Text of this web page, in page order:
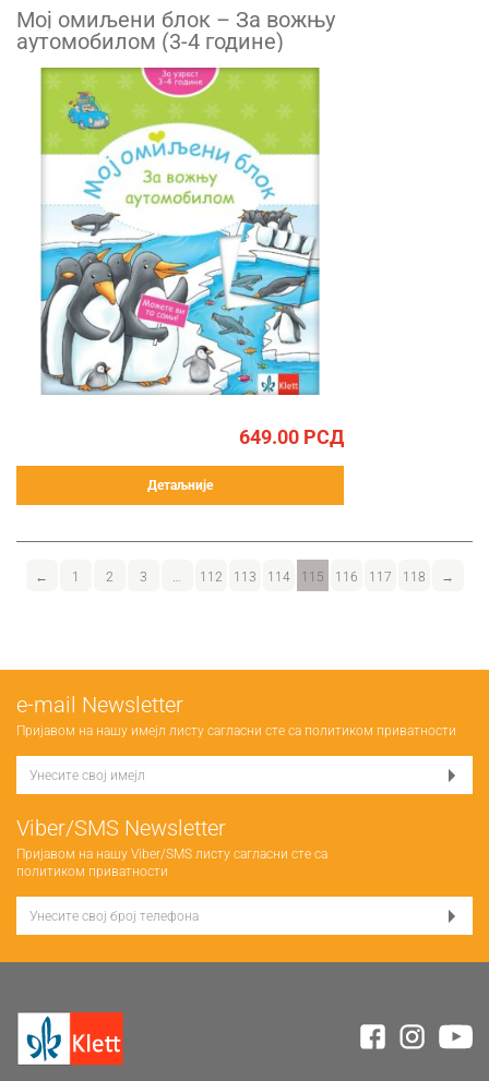
Mој омиљени блок – За вожњу
аутомобилом (3-4 године)
649.00 РСД
Детаљније
← 1 2 3 112 113 114 115 116 117 118 →
е-mail Newsletter
Пријавом на нашу имејл листу сагласни сте са политиком приватности
Viber/SMS Newsletter
Пријавом на нашу Viber/SMS листу сагласни сте са
политиком приватности